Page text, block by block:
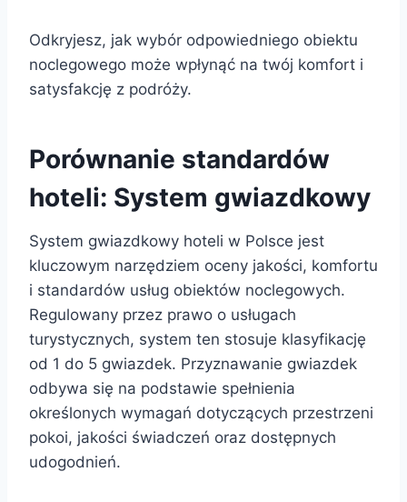
Odkryjesz, jak wybór odpowiedniego obiektu
noclegowego może wpłynąć na twój komfort i
satysfakcję z podróży.
Porównanie standardów
hoteli: System gwiazdkowy
System gwiazdkowy hoteli w Polsce jest
kluczowym narzędziem oceny jakości, komfortu
i standardów usług obiektów noclegowych.
Regulowany przez prawo o usługach
turystycznych, system ten stosuje klasyfikację
od 1 do 5 gwiazdek. Przyznawanie gwiazdek
odbywa się na podstawie spełnienia
określonych wymagań dotyczących przestrzeni
pokoi, jakości świadczeń oraz dostępnych
udogodnień.